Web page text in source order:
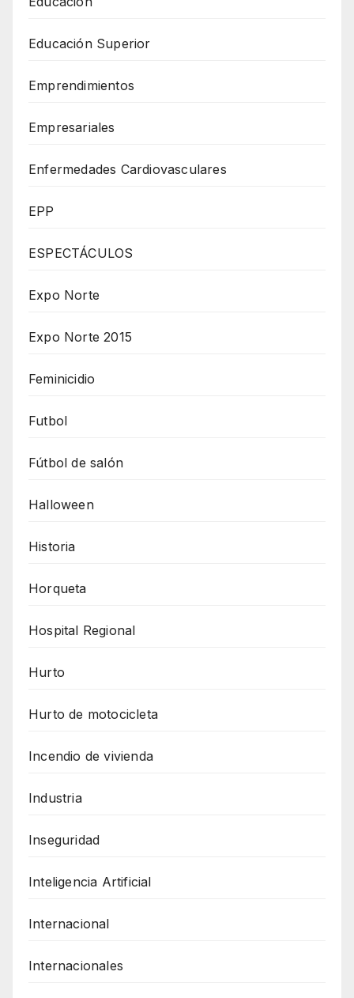
Educación Superior
Emprendimientos
Empresariales
Enfermedades Cardiovasculares
EPP
ESPECTÁCULOS
Expo Norte
Expo Norte 2015
Feminicidio
Futbol
Fútbol de salón
Halloween
Historia
Horqueta
Hospital Regional
Hurto
Hurto de motocicleta
Incendio de vivienda
Industria
Inseguridad
Inteligencia Artificial
Internacional
Internacionales